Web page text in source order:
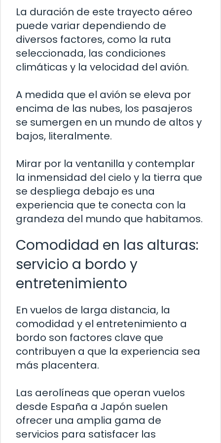
La duración de este trayecto aéreo
puede variar dependiendo de
diversos factores, como la ruta
seleccionada, las condiciones
climáticas y la velocidad del avión.
A medida que el avión se eleva por
encima de las nubes, los pasajeros
se sumergen en un mundo de altos y
bajos, literalmente.
Mirar por la ventanilla y contemplar
la inmensidad del cielo y la tierra que
se despliega debajo es una
experiencia que te conecta con la
grandeza del mundo que habitamos.
Comodidad en las alturas:
servicio a bordo y
entretenimiento
En vuelos de larga distancia, la
comodidad y el entretenimiento a
bordo son factores clave que
contribuyen a que la experiencia sea
más placentera.
Las aerolíneas que operan vuelos
desde España a Japón suelen
ofrecer una amplia gama de
servicios para satisfacer las